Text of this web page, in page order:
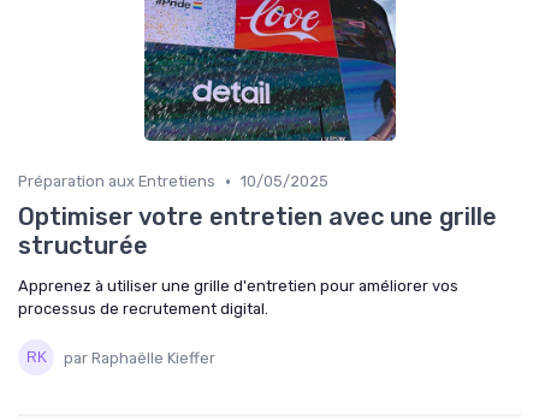
Préparation aux Entretiens • 10/05/2025
Optimiser votre entretien avec une grille
structurée
Apprenez à utiliser une grille d'entretien pour améliorer vos
processus de recrutement digital.
par Raphaëlle Kieffer